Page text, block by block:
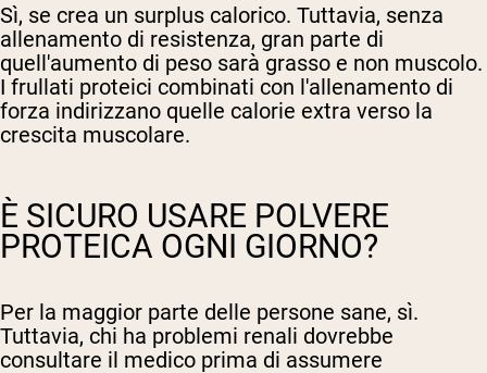
Sì, se crea un surplus calorico. Tuttavia, senza
allenamento di resistenza, gran parte di
quell'aumento di peso sarà grasso e non muscolo.
I frullati proteici combinati con l'allenamento di
forza indirizzano quelle calorie extra verso la
crescita muscolare.
È SICURO USARE POLVERE
PROTEICA OGNI GIORNO?
Per la maggior parte delle persone sane, sì.
Tuttavia, chi ha problemi renali dovrebbe
consultare il medico prima di assumere